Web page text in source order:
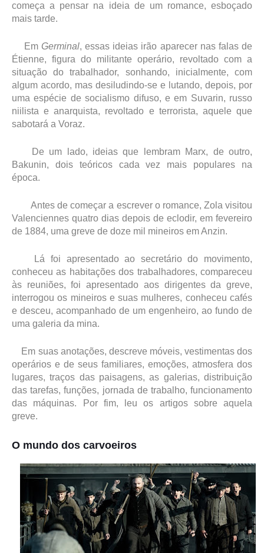
começa a pensar na ideia de um romance, esboçado
mais tarde.
Em Germinal, essas ideias irão aparecer nas falas de
Étienne, figura do militante operário, revoltado com a
situação do trabalhador, sonhando, inicialmente, com
algum acordo, mas desiludindo-se e lutando, depois, por
uma espécie de socialismo difuso, e em Suvarin, russo
niilista e anarquista, revoltado e terrorista, aquele que
sabotará a Voraz.
De um lado, ideias que lembram Marx, de outro,
Bakunin, dois teóricos cada vez mais populares na
época.
Antes de começar a escrever o romance, Zola visitou
Valenciennes quatro dias depois de eclodir, em fevereiro
de 1884, uma greve de doze mil mineiros em Anzin.
Lá foi apresentado ao secretário do movimento,
conheceu as habitações dos trabalhadores, compareceu
às reuniões, foi apresentado aos dirigentes da greve,
interrogou os mineiros e suas mulheres, conheceu cafés
e desceu, acompanhado de um engenheiro, ao fundo de
uma galeria da mina.
Em suas anotações, descreve móveis, vestimentas dos
operários e de seus familiares, emoções, atmosfera dos
lugares, traços das paisagens, as galerias, distribuição
das tarefas, funções, jornada de trabalho, funcionamento
das máquinas. Por fim, leu os artigos sobre aquela
greve.
O mundo dos carvoeiros